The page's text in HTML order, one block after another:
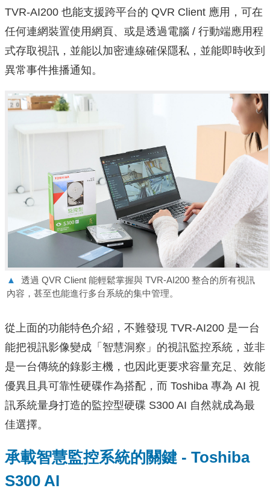
TVR-AI200 也能支援跨平台的 QVR Client 應用，可在
任何連網裝置使用網頁、或是透過電腦 / 行動端應用程
式存取視訊，並能以加密連線確保隱私，並能即時收到
異常事件推播通知。
▲
透過 QVR Client 能輕鬆掌握與 TVR-AI200 整合的所有視訊
內容，甚至也能進行多台系統的集中管理。
從上面的功能特色介紹，不難發現 TVR-AI200 是一台
能把視訊影像變成「智慧洞察」的視訊監控系統，並非
是一台傳統的錄影主機，也因此更要求容量充足、效能
優異且具可靠性硬碟作為搭配，而 Toshiba 專為 AI 視
訊系統量身打造的監控型硬碟 S300 AI 自然就成為最
佳選擇。
承載智慧監控系統的關鍵 - Toshiba
S300 AI